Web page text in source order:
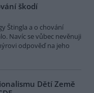
škodí
Štingla a o chování
Navíc se vůbec nevěnuji
odpověď na jeho
Dětí Země